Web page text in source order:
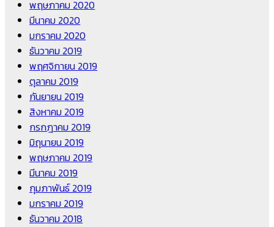
พฤษภาคม 2020
มีนาคม 2020
มกราคม 2020
ธันวาคม 2019
พฤศจิกายน 2019
ตุลาคม 2019
กันยายน 2019
สิงหาคม 2019
กรกฎาคม 2019
มิถุนายน 2019
พฤษภาคม 2019
มีนาคม 2019
กุมภาพันธ์ 2019
มกราคม 2019
ธันวาคม 2018